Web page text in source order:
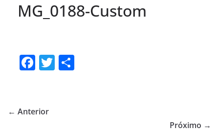
MG_0188-Custom
F
e
T
← Anterior
Próximo →